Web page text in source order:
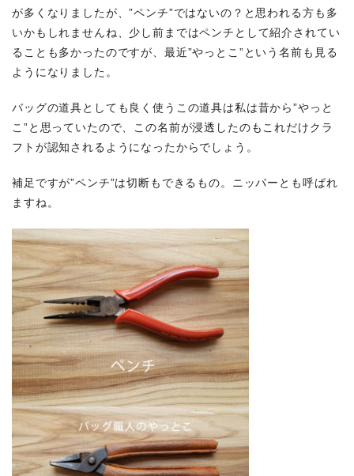
が多くなりましたが、”ペンチ”ではないの？と思われる方も多
いかもしれませんね、少し前まではペンチとして紹介されてい
ることも多かったのですが、最近”やっとこ”という名前も見る
ようになりました。
バッグの道具としても良く使うこの道具は私は昔から”やっと
こ”と思っていたので、この名前が浸透したのもこれだけクラ
フトが認知されるようになったからでしょう。
補足ですが”ペンチ”は切断もできるもの。ニッパーとも呼ばれ
ますね。